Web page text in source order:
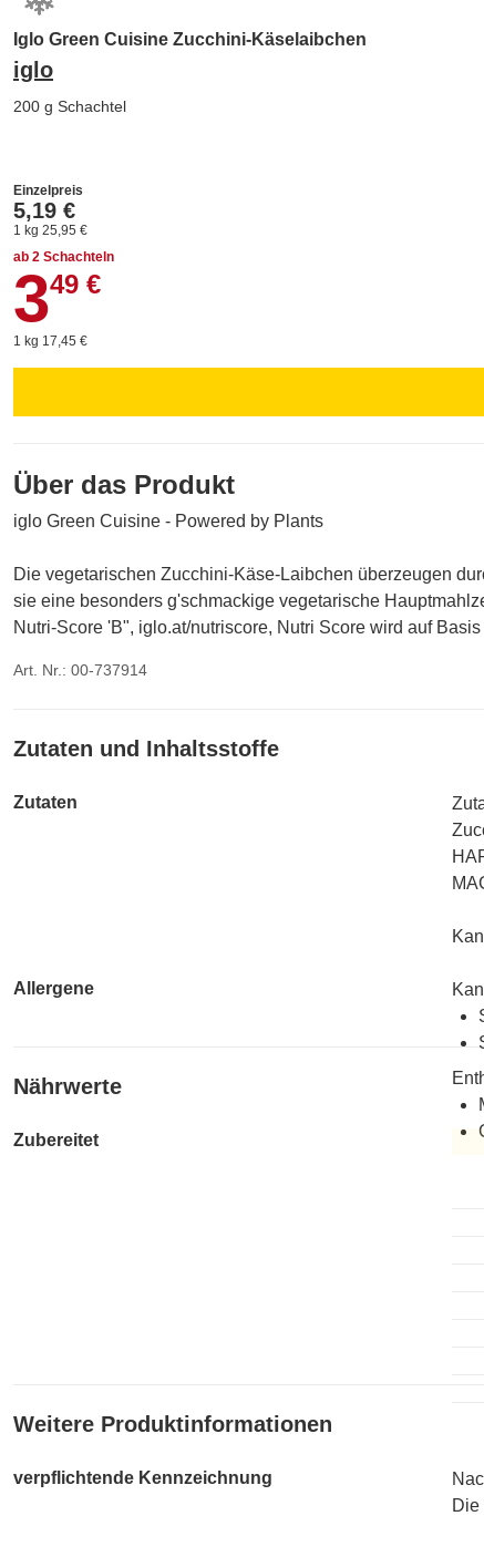
Iglo Green Cuisine Zucchini-Käselaibchen
iglo
200 g Schachtel
Einzelpreis
5,19 €
1 kg 25,95 €
ab 2 Schachteln
3,49 €
349 €
1 kg 17,45 €
Über das Produkt
iglo Green Cuisine - Powered by Plants
Die vegetarischen Zucchini-Käse-Laibchen überzeugen
sie eine besonders g'schmackige vegetarische
Nutri-Score 'B", iglo.at/nutriscore, Nutri Score wird auf
Art. Nr.: 00-737914
Zutaten und Inhaltsstoffe
Zutaten
Allergene
Nährwerte
Zubereitet
Weitere Produktinformationen
verpflichtende Kennzeichnung
Die